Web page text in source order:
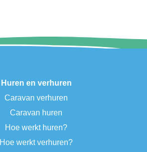
Huren en verhuren
Caravan verhuren
Caravan huren
Hoe werkt huren?
Hoe werkt verhuren?